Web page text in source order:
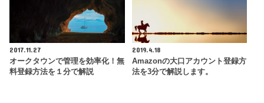
2017.11.27
オークタウンで管理を効率化！無
料登録方法を１分で解説
2019.4.18
Amazonの大口アカウント登録方
法を3分で解説します。